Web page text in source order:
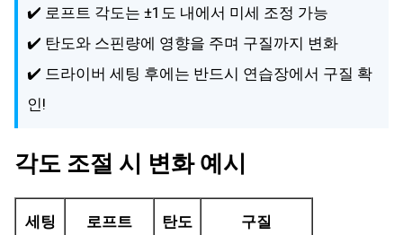
✔️ 로프트 각도는 ±1도 내에서 미세 조정 가능
✔️ 탄도와 스핀량에 영향을 주며 구질까지 변화
✔️ 드라이버 세팅 후에는 반드시 연습장에서 구질 확
인!
각도 조절 시 변화 예시
세팅 로프트 탄도 구질